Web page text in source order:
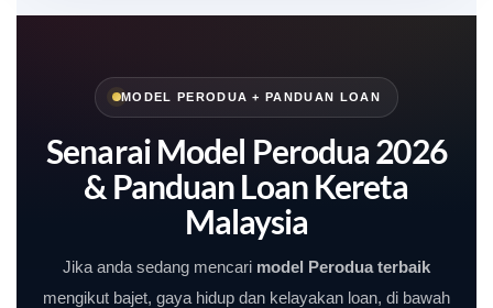
MODEL PERODUA + PANDUAN LOAN
Senarai Model Perodua 2026
& Panduan Loan Kereta
Malaysia
Jika anda sedang mencari model Perodua terbaik
mengikut bajet, gaya hidup dan kelayakan loan, di bawah